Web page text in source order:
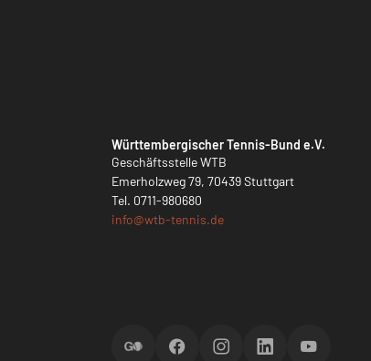
Württembergischer Tennis-Bund e.V.
Geschäftsstelle WTB
Emerholzweg 79, 70439 Stuttgart
Tel. 0711-980680
info@wtb-tennis.de
ScoreGOFacebookInstagramLinkedInYouTube